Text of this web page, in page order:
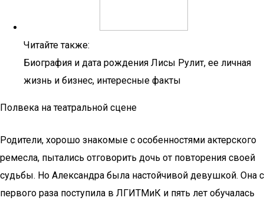
Читайте также:
Биография и дата рождения Лисы Рулит, ее личная
жизнь и бизнес, интересные факты
Полвека на театральной сцене
Родители, хорошо знакомые с особенностями актерского
ремесла, пытались отговорить дочь от повторения своей
судьбы. Но Александра была настойчивой девушкой. Она с
первого раза поступила в ЛГИТМиК и пять лет обучалась